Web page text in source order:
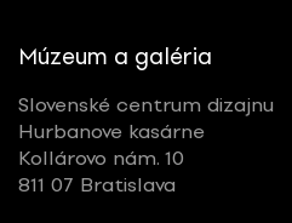
Múzeum a galéria
Slovenské centrum dizajnu
Hurbanove kasárne
Kollárovo nám. 10
811 07 Bratislava